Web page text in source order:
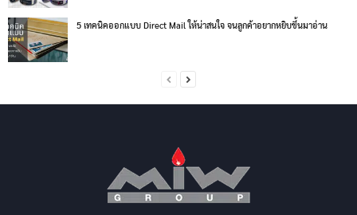
5 เทคนิคออกแบบ Direct Mail ให้น่าสนใจ จนลูกค้าอยากหยิบขึ้นมาอ่าน